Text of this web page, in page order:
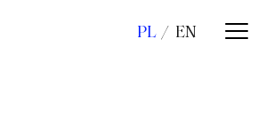
PL EN